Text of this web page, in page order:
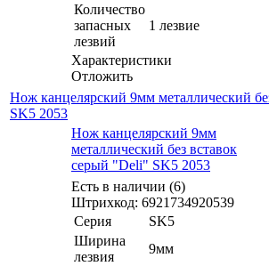
Количество
запасных
лезвий
1 лезвие
Характеристики
Отложить
Нож канцелярский 9мм металлический
SK5 2053
Нож канцелярский 9мм
металлический без вставок
серый "Deli" SK5 2053
Есть в наличии (6)
Штрихкод: 6921734920539
Серия
SK5
Ширина
лезвия
9мм